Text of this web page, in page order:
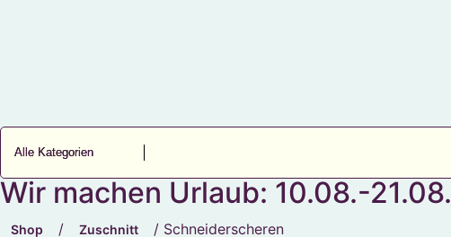
Wir machen Urlaub: 10.08.-21.08.
Shop / Zuschnitt / Schneiderscheren